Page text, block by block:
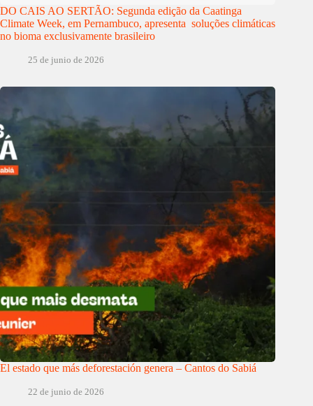
DO CAIS AO SERTÃO: Segunda edição da Caatinga
Climate Week, em Pernambuco, apresenta soluções climáticas
no bioma exclusivamente brasileiro
25 de junio de 2026
El estado que más deforestación genera – Cantos do Sabiá
22 de junio de 2026